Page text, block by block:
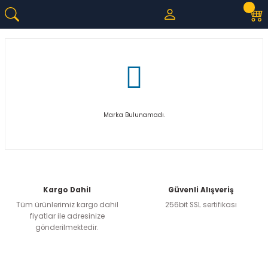
Marka Bulunamadı.
Kargo Dahil
Tüm ürünlerimiz kargo dahil
fiyatlar ile adresinize
gönderilmektedir.
Güvenli Alışveriş
256bit SSL sertifikası